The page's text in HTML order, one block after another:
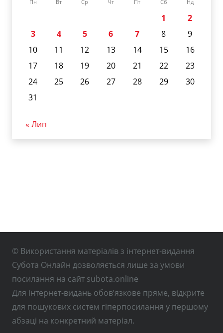
Пн Вт Ср Чт Пт Сб Нд
1
2
3
4 5 6 7 8
9
10
11 12 13 14 15
16
17
18 19 20 21 22
23
24
25 26 27 28 29
30
31
« Лип
© Використання матеріалів з інтернет-видання
Субота Онлайн дозволяється лише за умови
посилання на сайт subota.online
Для інтернет-видань обов’язкове пряме, відкрите
для пошукових систем гіперпосилання у першому
абзаці на конкретний матеріал.